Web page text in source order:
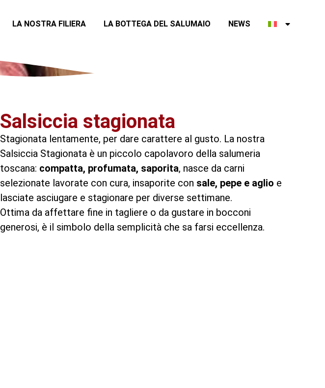
LA NOSTRA FILIERA LA BOTTEGA DEL SALUMAIO NEWS
Salsiccia stagionata
Stagionata lentamente, per dare carattere al gusto. La nostra
Salsiccia Stagionata è un piccolo capolavoro della salumeria
toscana: compatta, profumata, saporita, nasce da carni
selezionate lavorate con cura, insaporite con sale, pepe e aglio e
lasciate asciugare e stagionare per diverse settimane.
Ottima da affettare fine in tagliere o da gustare in bocconi
generosi, è il simbolo della semplicità che sa farsi eccellenza.